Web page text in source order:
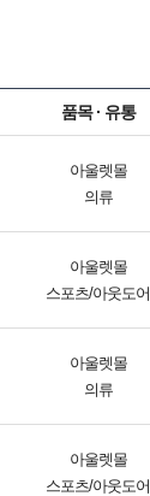
품목 · 유통
아울렛몰
의류
아울렛몰
스포츠/아웃도어
아울렛몰
의류
아울렛몰
스포츠/아웃도어